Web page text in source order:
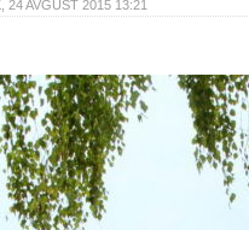
24 AVGUST 2015 13:21